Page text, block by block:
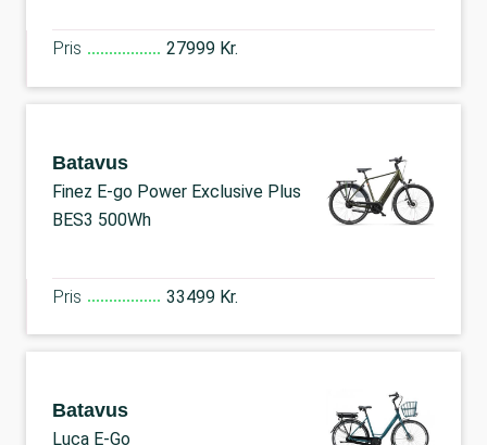
Pris 27999 Kr.
Batavus
Finez E-go Power Exclusive Plus
BES3 500Wh
Pris 33499 Kr.
Batavus
Luca E-Go